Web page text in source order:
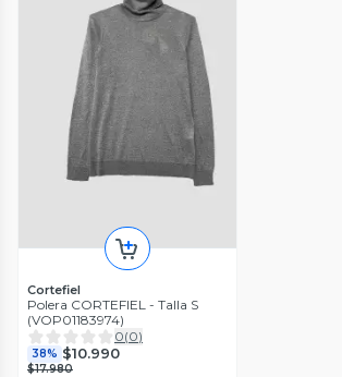
Cortefiel
Polera CORTEFIEL - Talla S
(VOP01183974)
0(0)
38% $10.990
$17.980